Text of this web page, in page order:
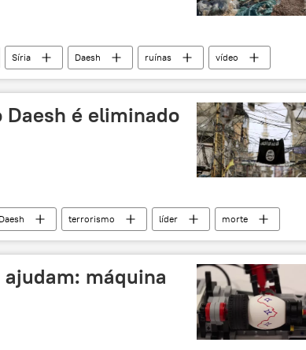
Síria Daesh ruínas vídeo
é eliminado
Daesh terrorismo líder
morte
máquina